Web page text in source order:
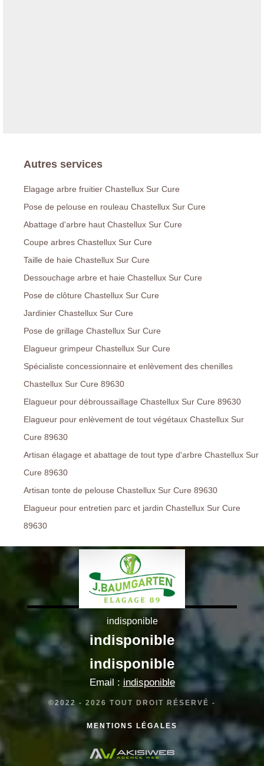
Autres services
Elagage arbre fruitier Chastellux Sur Cure
Pose de pelouse en rouleau Chastellux Sur Cure
Abattage d'arbre haut Chastellux Sur Cure
Coupe arbres Chastellux Sur Cure
Taille de haie Chastellux Sur Cure
Dessouchage arbre et haie Chastellux Sur Cure
Pose de clôture Chastellux Sur Cure
Jardinier Chastellux Sur Cure
Pose de grillage Chastellux Sur Cure
Elagueur grimpeur Chastellux Sur Cure
Spécialiste concessionnaire et enlèvement des chenilles
Chastellux Sur Cure 89630
Elagueur pour débroussaillage Chastellux Sur Cure 89630
Elagueur pour enlèvement de tout végétaux Chastellux Sur
Cure 89630
Artisan élagage et abattage de tout type d'arbre Chastellux Sur
Cure 89630
Artisan tonte de pelouse Chastellux Sur Cure 89630
Elagueur pour entretien parc et jardin Chastellux Sur Cure
89630
indisponible
indisponible
indisponible
Email : indisponible
©2022 - 2026 TOUT DROIT RÉSERVÉ -
MENTIONS LÉGALES